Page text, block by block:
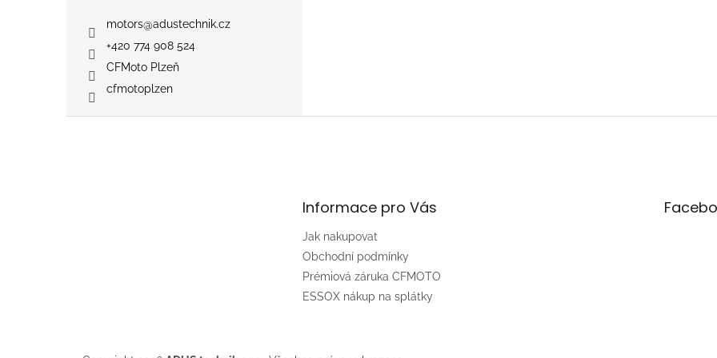
motors@adustechnik.cz
+420 774 908 524
CFMoto Plzeň
cfmotoplzen
Informace pro Vás
Jak nakupovat
Obchodní podmínky
Prémiová záruka CFMOTO
ESSOX nákup na splátky